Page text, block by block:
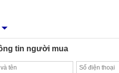
tin người mua